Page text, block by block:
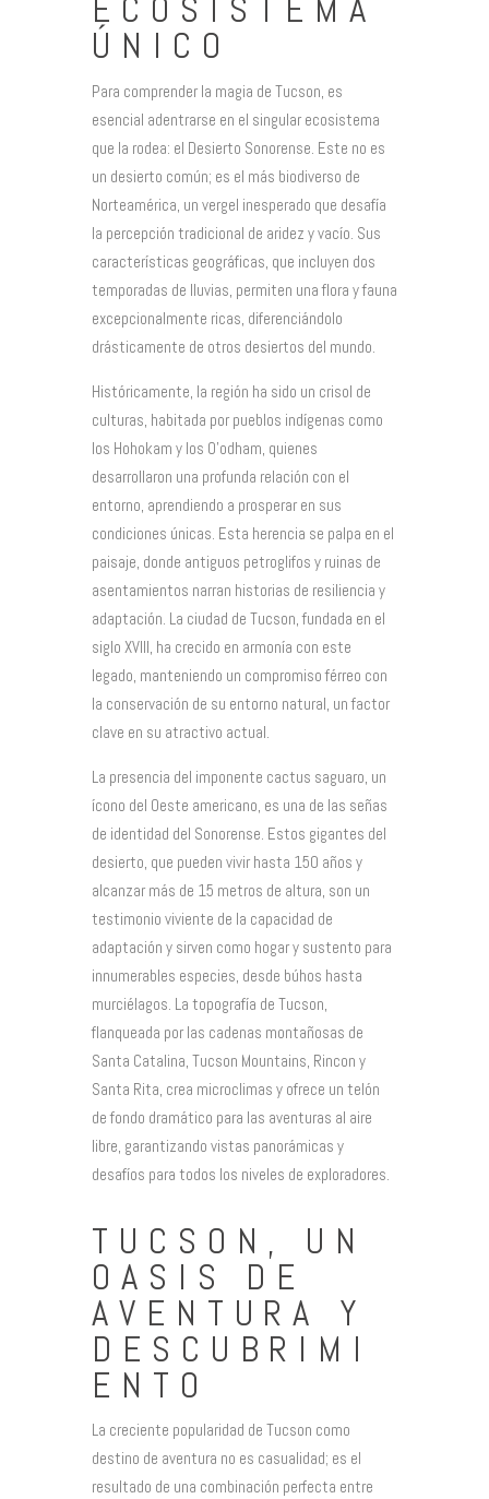
ECOSISTEMA
ÚNICO
Para comprender la magia de Tucson, es
esencial adentrarse en el singular ecosistema
que la rodea: el Desierto Sonorense. Este no es
un desierto común; es el más biodiverso de
Norteamérica, un vergel inesperado que desafía
la percepción tradicional de aridez y vacío. Sus
características geográficas, que incluyen dos
temporadas de lluvias, permiten una flora y fauna
excepcionalmente ricas, diferenciándolo
drásticamente de otros desiertos del mundo.
Históricamente, la región ha sido un crisol de
culturas, habitada por pueblos indígenas como
los Hohokam y los O’odham, quienes
desarrollaron una profunda relación con el
entorno, aprendiendo a prosperar en sus
condiciones únicas. Esta herencia se palpa en el
paisaje, donde antiguos petroglifos y ruinas de
asentamientos narran historias de resiliencia y
adaptación. La ciudad de Tucson, fundada en el
siglo XVIII, ha crecido en armonía con este
legado, manteniendo un compromiso férreo con
la conservación de su entorno natural, un factor
clave en su atractivo actual.
La presencia del imponente cactus saguaro, un
ícono del Oeste americano, es una de las señas
de identidad del Sonorense. Estos gigantes del
desierto, que pueden vivir hasta 150 años y
alcanzar más de 15 metros de altura, son un
testimonio viviente de la capacidad de
adaptación y sirven como hogar y sustento para
innumerables especies, desde búhos hasta
murciélagos. La topografía de Tucson,
flanqueada por las cadenas montañosas de
Santa Catalina, Tucson Mountains, Rincon y
Santa Rita, crea microclimas y ofrece un telón
de fondo dramático para las aventuras al aire
libre, garantizando vistas panorámicas y
desafíos para todos los niveles de exploradores.
TUCSON, UN
OASIS DE
AVENTURA Y
DESCUBRIMI
ENTO
La creciente popularidad de Tucson como
destino de aventura no es casualidad; es el
resultado de una combinación perfecta entre